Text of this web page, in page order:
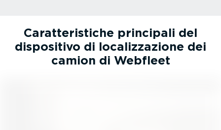
Carat­te­ri­stiche principali del
dispositivo di localiz­za­zione dei
camion di Webfleet